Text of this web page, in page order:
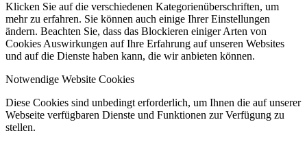
Klicken Sie auf die verschiedenen Kategorienüberschriften, um
mehr zu erfahren. Sie können auch einige Ihrer Einstellungen
ändern. Beachten Sie, dass das Blockieren einiger Arten von
Cookies Auswirkungen auf Ihre Erfahrung auf unseren Websites
und auf die Dienste haben kann, die wir anbieten können.
Notwendige Website Cookies
Diese Cookies sind unbedingt erforderlich, um Ihnen die auf unserer
Webseite verfügbaren Dienste und Funktionen zur Verfügung zu
stellen.